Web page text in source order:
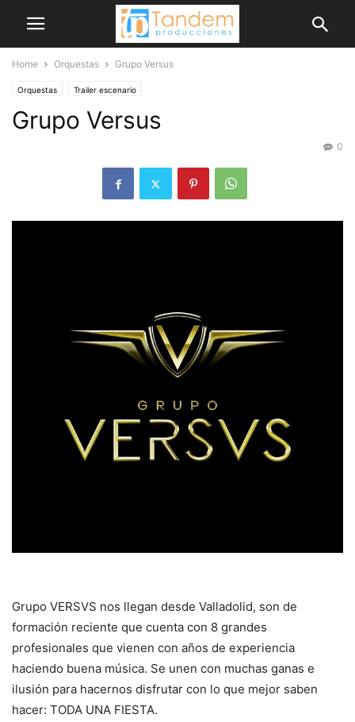
Home Orquestas Grupo Versus
Orquestas Trailer escenario
Grupo Versus
0
Grupo VERSVS nos llegan desde Valladolid, son de
formación reciente que cuenta con 8 grandes
profesionales que vienen con años de experiencia
haciendo buena música. Se unen con muchas ganas e
ilusión para hacernos disfrutar con lo que mejor saben
hacer: TODA UNA FIESTA.